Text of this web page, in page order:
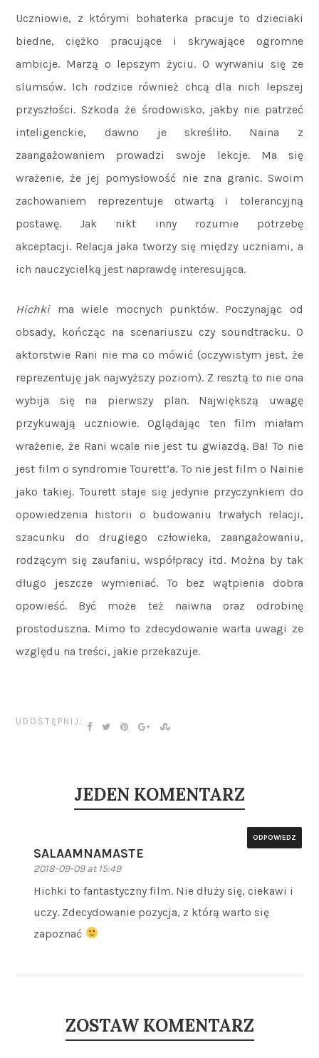
Uczniowie, z którymi bohaterka pracuje to dzieciaki
biedne, ciężko pracujące i skrywające ogromne
ambicje. Marzą o lepszym życiu. O wyrwaniu się ze
slumsów. Ich rodzice również chcą dla nich lepszej
przyszłości. Szkoda że środowisko, jakby nie patrzeć
inteligenckie, dawno je skreśliło. Naina z
zaangażowaniem prowadzi swoje lekcje. Ma się
wrażenie, że jej pomysłowość nie zna granic. Swoim
zachowaniem reprezentuje otwartą i tolerancyjną
postawę. Jak nikt inny rozumie potrzebę
akceptacji. Relacja jaka tworzy się między uczniami, a
ich nauczycielką jest naprawdę interesująca.
Hichkima wiele mocnych punktów. Poczynając od
obsady, kończąc na scenariuszu czy soundtracku. O
aktorstwie Rani nie ma co mówić (oczywistym jest, że
reprezentuję jak najwyższy poziom). Z resztą to nie ona
wybija się na pierwszy plan. Największą uwagę
przykuwają uczniowie. Oglądając ten film miałam
wrażenie, że Rani wcale nie jest tu gwiazdą. Ba! To nie
jest film o syndromie Tourett’a. To nie jest film o Nainie
jako takiej. Tourett staje się jedynie przyczynkiem do
opowiedzenia historii o budowaniu trwałych relacji,
szacunku do drugiego człowieka, zaangażowaniu,
rodzącym się zaufaniu, współpracy itd. Można by tak
długo jeszcze wymieniać. To bez wątpienia dobra
opowieść. Być może też naiwna oraz odrobinę
prostoduszna. Mimo to zdecydowanie warta uwagi ze
względu na treści, jakie przekazuje.
UDOSTĘPNIJ:
JEDEN KOMENTARZ
SALAAMNAMASTE
2018-09-09 at 15:49
ODPOWIEDZ
Hichki to fantastyczny film. Nie dłuży się, ciekawi i
uczy. Zdecydowanie pozycja, z którą warto się
zapoznać
ZOSTAW KOMENTARZ